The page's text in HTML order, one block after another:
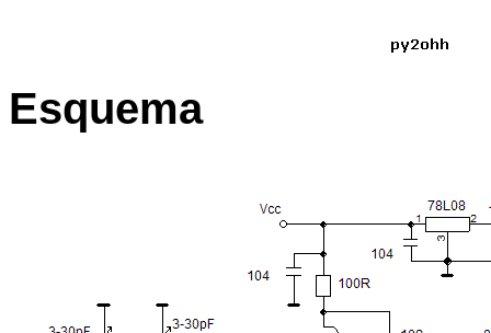
Esquema